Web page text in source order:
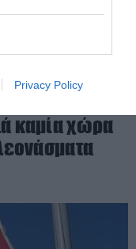
Privacy Policy
καμία χώρα